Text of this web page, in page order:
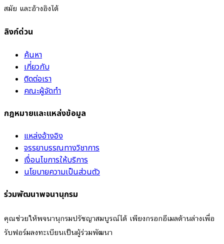
สมัย และอ้างอิงได้
ลิงก์ด่วน
ค้นหา
เกี่ยวกับ
ติดต่อเรา
คณะผู้จัดทำ
กฎหมายและแหล่งข้อมูล
แหล่งอ้างอิง
จรรยาบรรณทางวิชาการ
เงื่อนไขการให้บริการ
นโยบายความเป็นส่วนตัว
ร่วมพัฒนาพจนานุกรม
คุณช่วยให้พจนานุกรมปรัชญาสมบูรณ์ได้ เพียงกรอกอีเมลด้านล่างเพื่อ
รับฟอร์มลงทะเบียนเป็นผู้ร่วมพัฒนา